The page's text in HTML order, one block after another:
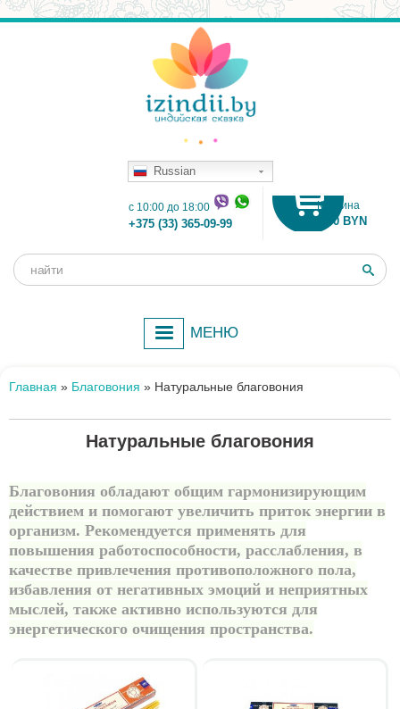
Russian
Корзина
0.00 BYN
c 10:00 до 18:00
+375 (33) 365-09-99
Форма
Поиск
МЕНЮ
Главная » Благовония » Натуральные благовония
Натуральные благовония
Благовония обладают общим гармонизирующим
действием и помогают увеличить приток энергии в
организм. Рекомендуется применять для
повышения работоспособности, расслабления, в
качестве привлечения противоположного пола,
избавления от негативных эмоций и неприятных
мыслей, также активно используются для
энергетического очищения пространства.